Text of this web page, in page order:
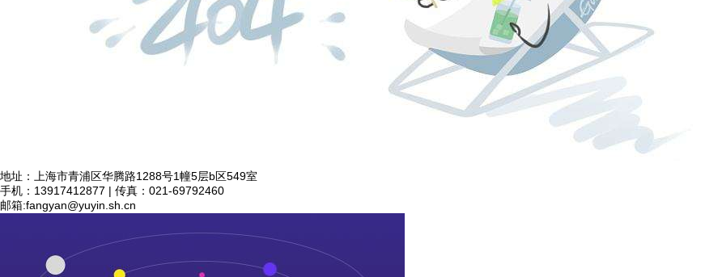
地址：上海市青浦区华腾路1288号1幢5层b区549室
手机：13917412877 | 传真：021-69792460
邮箱:fangyan@yuyin.sh.cn